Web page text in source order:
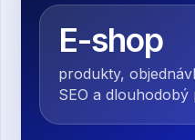
E-shop
produkty,
SEO a dlouhodobý